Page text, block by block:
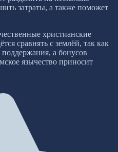
затраты, а также поможет
христианские
сравнять с землёй, так как
поддержания, а бонусов
язычество приносит